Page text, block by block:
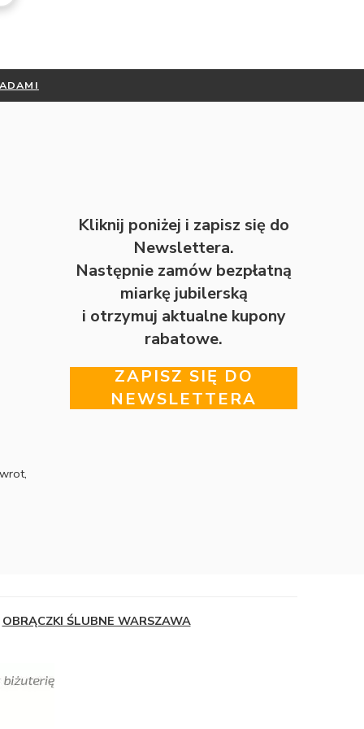
Kliknij poniżej i zapisz się do
Newslettera.
Następnie zamów bezpłatną
miarkę jubilerską
i otrzymuj aktualne kupony
rabatowe.
ZAPISZ SIĘ DO
NEWSLETTERA
OBRĄCZKI ŚLUBNE WARSZAWA